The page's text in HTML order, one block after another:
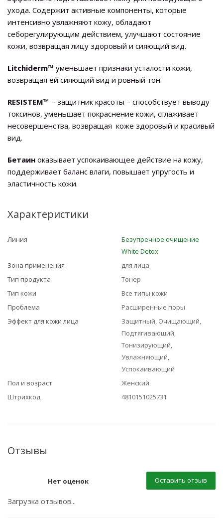
ухода. Содержит активные компоненты, которые
интенсивно увлажняют кожу, обладают
себорегулирующим действием, улучшают состояние
кожи, возвращая лицу здоровый и сияющий вид.
Litchiderm™ уменьшает признаки усталости кожи,
возвращая ей сияющий вид и ровный тон.
RESISTEM™ – защитник красоты – способствует выводу
токсинов, уменьшает покраснение кожи, сглаживает
несовершенства, возвращая коже здоровый и красивый
вид.
Бетаин оказывает успокаивающее действие на кожу,
поддерживает баланс влаги, повышает упругость и
эластичность кожи.
Характеристики
Линия
Безупречное очищение
White Detox
Зона применения
для лица
Тип продукта
Тонер
Тип кожи
Все типы кожи
Проблема
Расширенные поры
Эффект для кожи лица
Защитный, Очищающий,
Подтягивающий,
Тонизирующий,
Увлажняющий,
Успокаивающий
Пол и возраст
Женский
Штрихкод
4810151025731
Отзывы
Нет оценок Оставить отзыв
Загрузка отзывов...